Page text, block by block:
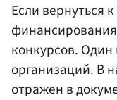
Если вернуться
конкурсов. Один
организаций. В
отражен в